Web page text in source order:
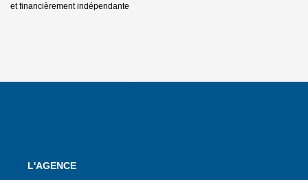
et financièrement indépendante
L'AGENCE